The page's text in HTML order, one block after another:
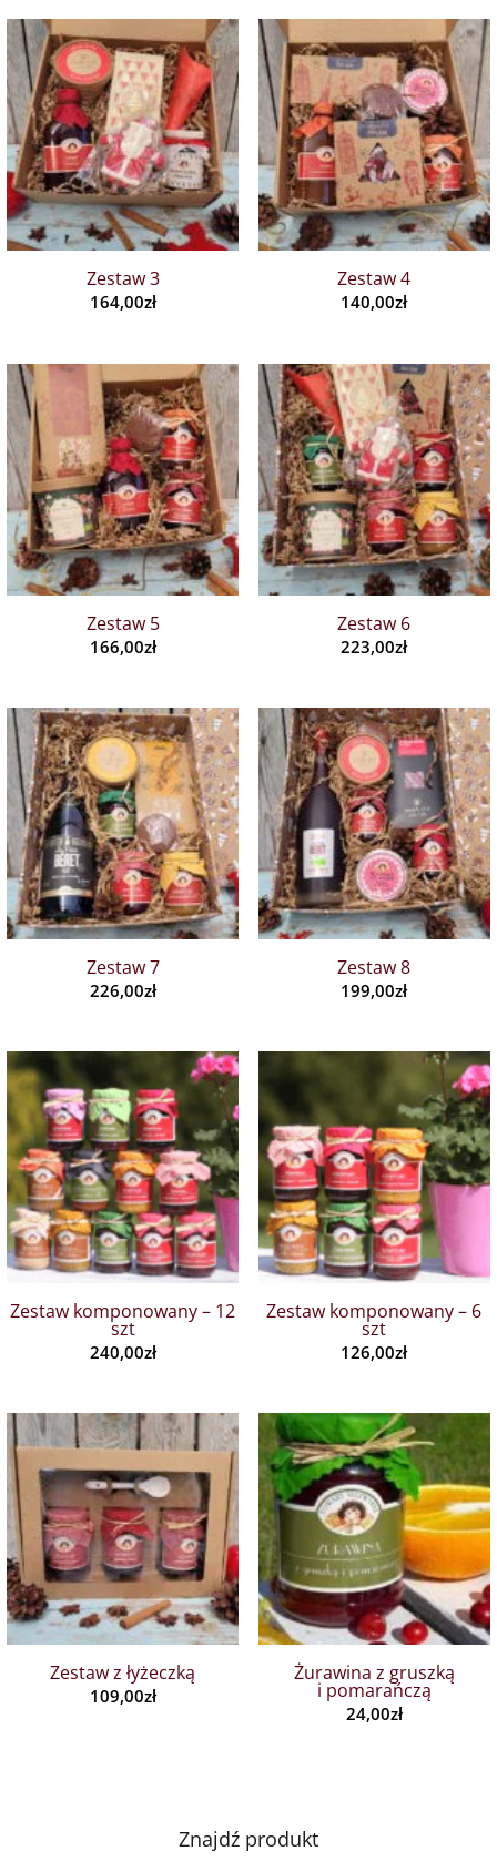
Zestaw 3
164,00zł
Zestaw 4
140,00zł
Zestaw 5
166,00zł
Zestaw 6
223,00zł
Zestaw 7
226,00zł
Zestaw 8
199,00zł
Zestaw komponowany – 12
szt
240,00zł
Zestaw komponowany – 6
szt
126,00zł
Zestaw z łyżeczką
109,00zł
Żurawina z gruszką
i pomarańczą
24,00zł
Znajdź produkt